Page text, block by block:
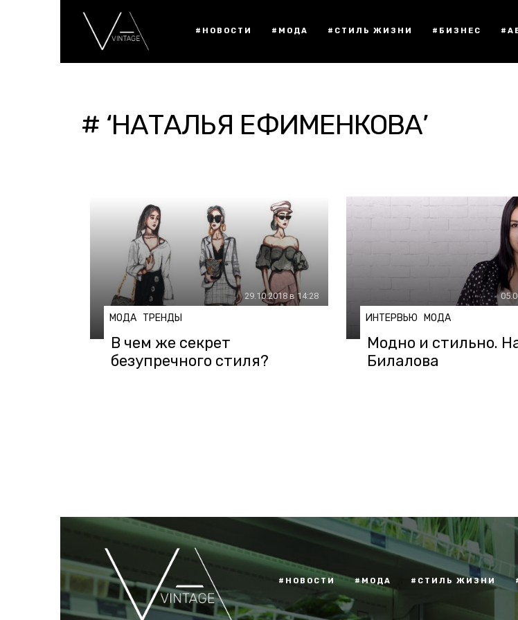
#НОВОСТИ #МОДА #СТИЛЬ ЖИЗНИ #БИЗНЕС
# ‘НАТАЛЬЯ ЕФИМЕНКОВА’
29.10.2018 в 14:28
МОДА ТРЕНДЫ
В чем же секрет
безупречного стиля?
ИНТЕРВЬЮ МОДА
Модно и стильно.
Билалова
#НОВОСТИ #МОДА #СТИЛЬ ЖИЗНИ